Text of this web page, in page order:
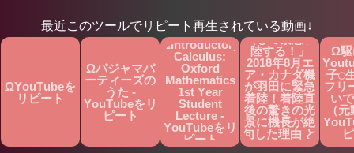
最近このツールでリピート再生されている動画↓
ΩYouTubeを
リピート
Ωパジャマパ
ーティーズの
うた -
YouTubeをリ
ピート
ΩIntroductory
Calculus:
Oxford
Mathematics
1st Year
Student
Lecture -
YouTubeをリ
ピート
話！「日本を
信じて緊急着
陸する！」
2018年8月エ
ア・カナダ機
が羽田に緊急
着陸！着陸直
後の驚きの光
景に機長が絶
句した理由 と
は？【日本賞
Ω駆
子◯
フリ
い
（